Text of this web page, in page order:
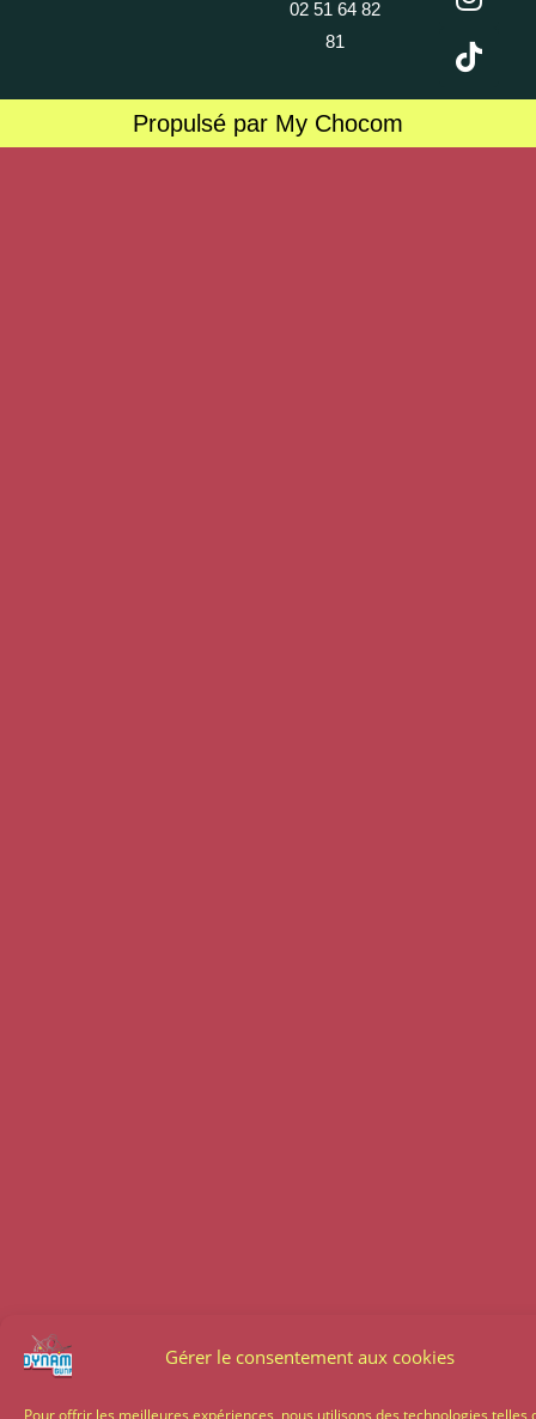
Gérer le consentement aux cookies
Pour offrir les meilleures expériences, nous utilisons des technologies telles
02 51 64 82
81
Propulsé par My Chocom